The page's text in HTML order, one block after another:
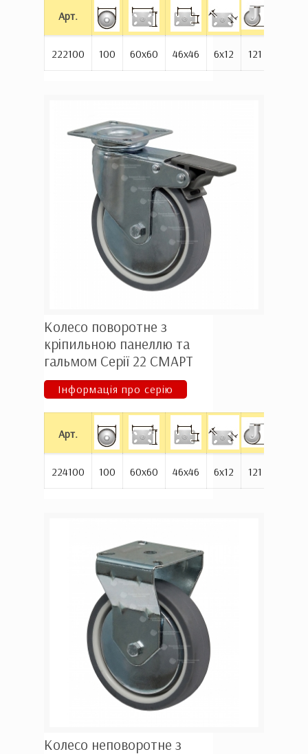
Арт.
222100 100 60х60 46х46 6х12 121
Колесо поворотне з
кріпильною панеллю та
гальмом Серії 22 СМАРТ
Інформація про серію
Арт.
224100 100 60х60 46х46 6х12 121
Колесо неповоротне з